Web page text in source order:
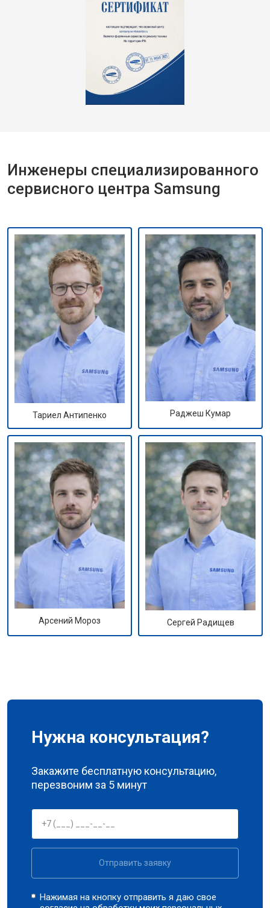
Инженеры специализированного
сервисного центра Samsung
Тариел Антипенко Раджеш Кумар
Арсений Мороз Сергей Радищев
Нужна консультация?
Закажите бесплатную консультацию,
перезвоним за 5 минут
Отправить заявку
Нажимая на кнопку отправить я даю свое